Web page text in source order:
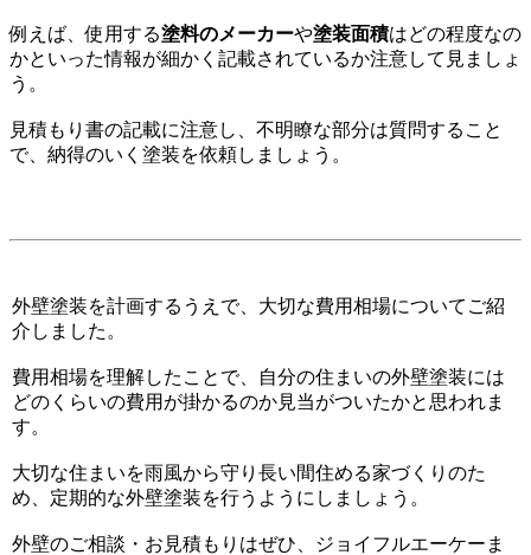
例えば、使用する塗料のメーカーや塗装面積はどの程度なの
かといった情報が細かく記載されているか注意して見ましょ
う。
見積もり書の記載に注意し、不明瞭な部分は質問すること
で、納得のいく塗装を依頼しましょう。
外壁塗装を計画するうえで、大切な費用相場についてご紹
介しました。
費用相場を理解したことで、自分の住まいの外壁塗装には
どのくらいの費用が掛かるのか見当がついたかと思われま
す。
大切な住まいを雨風から守り長い間住める家づくりのた
め、定期的な外壁塗装を行うようにしましょう。
外壁のご相談・お見積もりはぜひ、ジョイフルエーケーま